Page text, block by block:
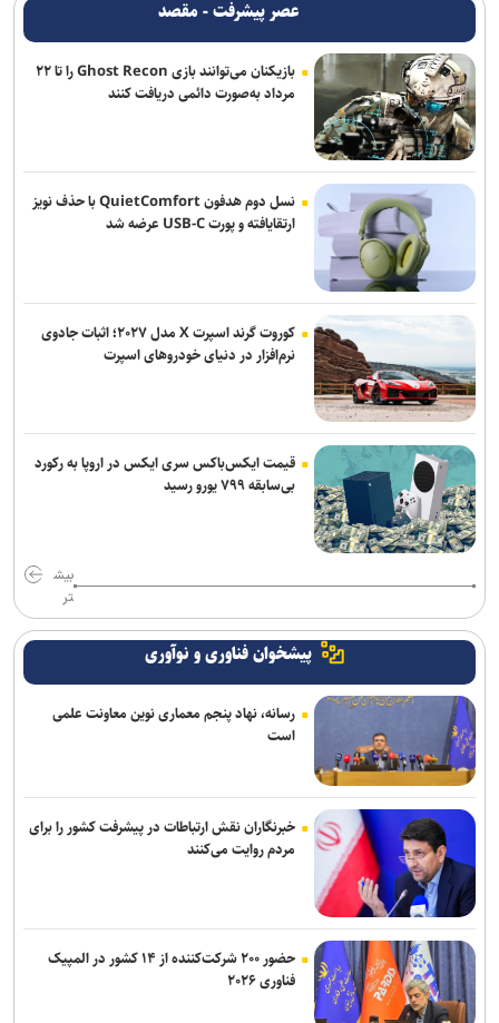
تونل توحید از بامداد یکشنبه مسدود می‌شود
عصر پیشرفت - مقصد
بازیکنان می‌توانند بازی Ghost Recon را تا ۲۲
مرداد به‌صورت دائمی دریافت کنند
نسل دوم هدفون QuietComfort با حذف نویز
ارتقایافته و پورت USB-C عرضه شد
کوروت گرند اسپرت X مدل ۲۰۲۷؛ اثبات جادوی
نرم‌افزار در دنیای خودروهای اسپرت
قیمت ایکس‌باکس سری ایکس در اروپا به رکورد
بی‌سابقه ۷۹۹ یورو رسید
بیش
تر
پیشخوان فناوری و نوآوری
رسانه، نهاد پنجم معماری نوین معاونت علمی
است
خبرنگاران نقش ارتباطات در پیشرفت کشور را برای
مردم روایت می‌کنند
حضور ۲۰۰ شرکت‌کننده از ۱۴ کشور در المپیک
فناوری ۲۰۲۶